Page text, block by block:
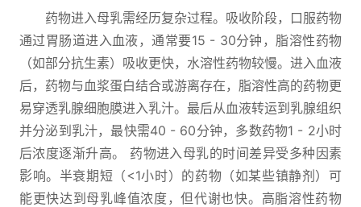
药物进入母乳需经历复杂过程。吸收阶段，口服药物
通过胃肠道进入血液，通常要15 - 30分钟，脂溶性药物
（如部分抗生素）吸收更快，水溶性药物较慢。进入血液
后，药物与血浆蛋白结合或游离存在，脂溶性高的药物更
易穿透乳腺细胞膜进入乳汁。最后从血液转运到乳腺组织
并分泌到乳汁，最快需40 - 60分钟，多数药物1 - 2小时
后浓度逐渐升高。 药物进入母乳的时间差异受多种因素
影响。半衰期短（<1小时）的药物（如某些镇静剂）可
能更快达到母乳峰值浓度，但代谢也快。高脂溶性药物